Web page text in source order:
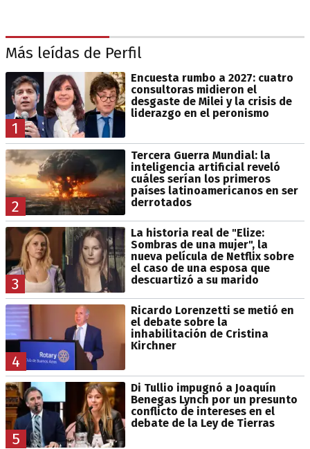
Más leídas de Perfil
1
Encuesta rumbo a 2027: cuatro
consultoras midieron el
desgaste de Milei y la crisis de
liderazgo en el peronismo
2
Tercera Guerra Mundial: la
inteligencia artificial reveló
cuáles serían los primeros
países latinoamericanos en ser
derrotados
3
La historia real de "Elize:
Sombras de una mujer", la
nueva película de Netflix sobre
el caso de una esposa que
descuartizó a su marido
4
Ricardo Lorenzetti se metió en
el debate sobre la
inhabilitación de Cristina
Kirchner
5
Di Tullio impugnó a Joaquín
Benegas Lynch por un presunto
conflicto de intereses en el
debate de la Ley de Tierras